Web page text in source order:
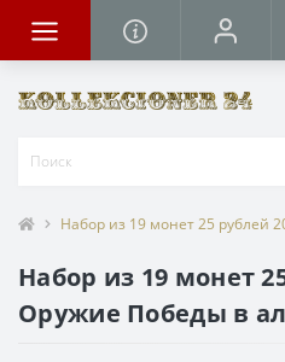
Набор из 19 монет 25 рублей
Набор из 19 монет
Оружие Победы в